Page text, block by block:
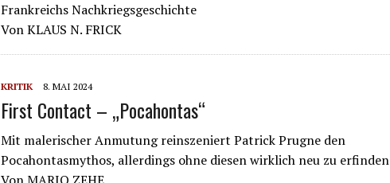
Frankreichs Nachkriegsgeschichte
Von KLAUS N. FRICK
KRITIK 8. MAI 2024
First Contact – „Pocahontas“
Mit malerischer Anmutung reinszeniert Patrick Prugne den
Pocahontasmythos, allerdings ohne diesen wirklich neu zu erfinden